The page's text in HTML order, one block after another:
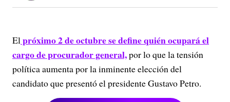
Elpróximo 2 de octubre se define quién ocupará el
cargo de procurador general,por lo que la tensión
política aumenta por la inminente elección del
candidato que presentó el presidente Gustavo Petro.